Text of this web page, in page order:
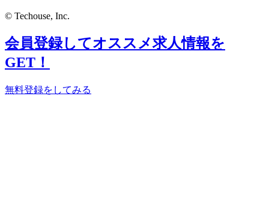
© Techouse, Inc.
会員登録してオススメ求人情報を
GET！
無料登録をしてみる